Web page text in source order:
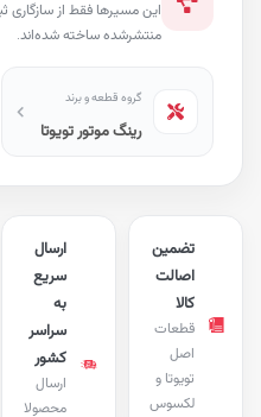
این مسیرها فقط از سازگاری
منتشرشده ساخته شده‌اند.
گروه قطعه و برند
رینگ موتور تویوتا
ارسال
سریع
سراسر
کشور
ارسال
محصولا
تضمین
اصالت
قطعات
تویوتا و
لکسوس